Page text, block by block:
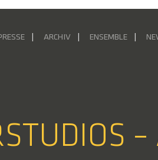
ARCHIV ENSEMBLE
–